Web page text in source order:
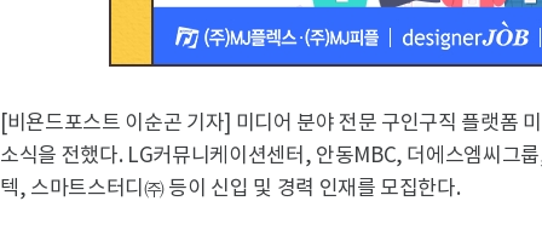
[비욘드포스트 이순곤 기자] 미디어 분야 전문 구인구직 플랫폼
소식을 전했다. LG커뮤니케이션센터, 안동MBC, 더에스엠씨그
텍, 스마트스터디㈜ 등이 신입 및 경력 인재를 모집한다.